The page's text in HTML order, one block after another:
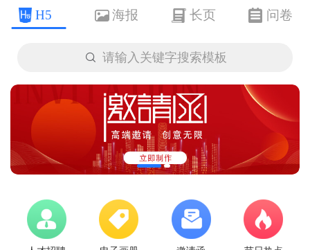
H5 海报 长页 问卷
 请输入关键字搜索模板